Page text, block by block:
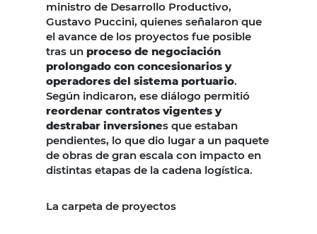
ministro de Desarrollo Productivo,
Gustavo Puccini, quienes señalaron que
el avance de los proyectos fue posible
tras un proceso de negociación
prolongado con concesionarios y
operadores del sistema portuario.
Según indicaron, ese diálogo permitió
reordenar contratos vigentes y
destrabar inversiones que estaban
pendientes, lo que dio lugar a un paquete
de obras de gran escala con impacto en
distintas etapas de la cadena logística.
La carpeta de proyectos